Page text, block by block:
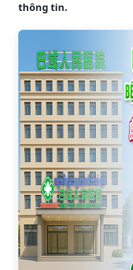
thông tin.